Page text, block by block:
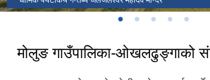
मोलुङ गाउँपालिका-ओखलढुङ्गाको